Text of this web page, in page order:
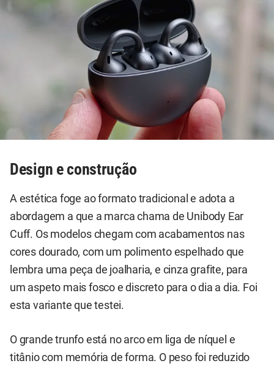
Design e construção
A estética foge ao formato tradicional e adota a
abordagem a que a marca chama de Unibody Ear
Cuff. Os modelos chegam com acabamentos nas
cores dourado, com um polimento espelhado que
lembra uma peça de joalharia, e cinza grafite, para
um aspeto mais fosco e discreto para o dia a dia. Foi
esta variante que testei.
O grande trunfo está no arco em liga de níquel e
titânio com memória de forma. O peso foi reduzido